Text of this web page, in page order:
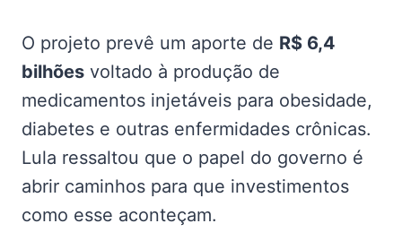
O projeto prevê um aporte de R$ 6,4
bilhões voltado à produção de
medicamentos injetáveis para obesidade,
diabetes e outras enfermidades crônicas.
Lula ressaltou que o papel do governo é
abrir caminhos para que investimentos
como esse aconteçam.